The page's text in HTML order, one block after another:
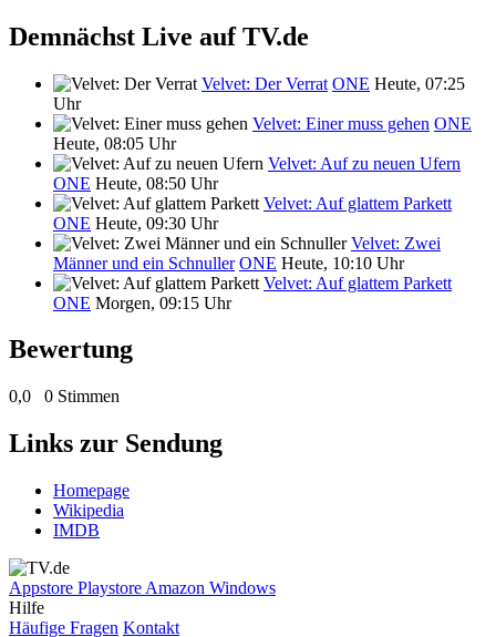
Demnächst Live auf TV.de
Velvet: Der Verrat ONE Heute, 07:25
Uhr
Velvet: Einer muss gehen ONE
Heute, 08:05 Uhr
Velvet: Auf zu neuen Ufern
ONE Heute, 08:50 Uhr
Velvet: Auf glattem Parkett
ONE Heute, 09:30 Uhr
Velvet: Zwei
Männer und ein Schnuller ONE Heute, 10:10 Uhr
Velvet: Auf glattem Parkett
ONE Morgen, 09:15 Uhr
Bewertung
0,0 0 Stimmen
Links zur Sendung
Homepage
Wikipedia
IMDB
Appstore Playstore Amazon Windows
Hilfe
Häufige Fragen Kontakt